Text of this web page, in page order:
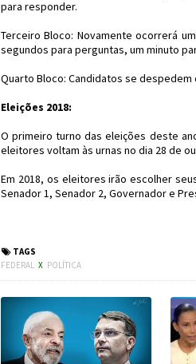
para responder.
Terceiro Bloco: Novamente ocorrerá
segundos para perguntas, um minuto
Quarto Bloco: Candidatos se despedem
Eleições 2018:
O primeiro turno das eleições deste
eleitores voltam às urnas no dia 28 de
Em 2018, os eleitores irão escolher
Senador 1, Senador 2, Governador e
TAGS
FEDERAL X POLÍTICA